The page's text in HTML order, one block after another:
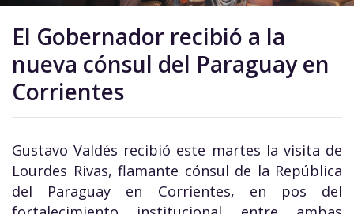
El Gobernador recibió a la
nueva cónsul del Paraguay en
Corrientes
Gustavo Valdés recibió este martes la visita de
Lourdes Rivas, flamante cónsul de la República
del Paraguay en Corrientes, en pos del